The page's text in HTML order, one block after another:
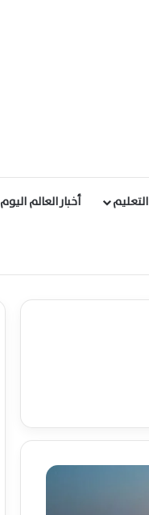
التعليم أخبار العالم اليوم